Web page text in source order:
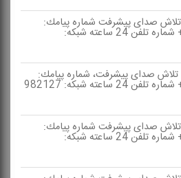
تلاش صدای پیشرفت شماره پیامك:
98300003637+ شماره تلفن 24 ساعته شبكه:
تلاش صدای پیشرفت، شماره پیامك:
98300003637+ شماره تلفن 24 ساعته شبكه: 982127
تلاش صدای پیشرفت شماره پیامك:
98300003637+ شماره تلفن 24 ساعته شبكه: